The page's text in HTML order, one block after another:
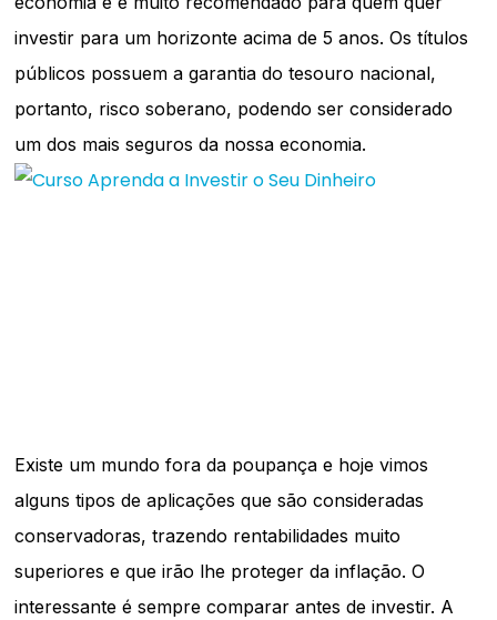
investir para um horizonte acima de 5 anos. Os títulos
públicos possuem a garantia do tesouro nacional,
portanto, risco soberano, podendo ser considerado
um dos mais seguros da nossa economia.
Existe um mundo fora da poupança e hoje vimos
alguns tipos de aplicações que são consideradas
conservadoras, trazendo rentabilidades muito
superiores e que irão lhe proteger da inflação. O
interessante é sempre comparar antes de investir. A